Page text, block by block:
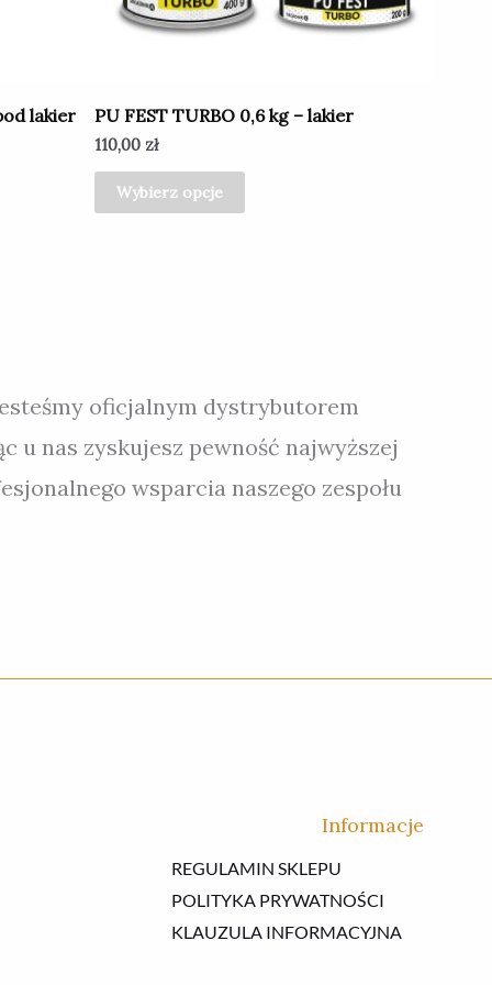
lakier PU FEST TURBO 0,6 kg – lakier
110,00 zł
Wybierz opcje
oficjalnym dystrybutorem
u nas zyskujesz pewność najwyższej
wsparcia naszego zespołu
Informacje
REGULAMIN SKLEPU
POLITYKA PRYWATNOŚCI
KLAUZULA INFORMACYJNA